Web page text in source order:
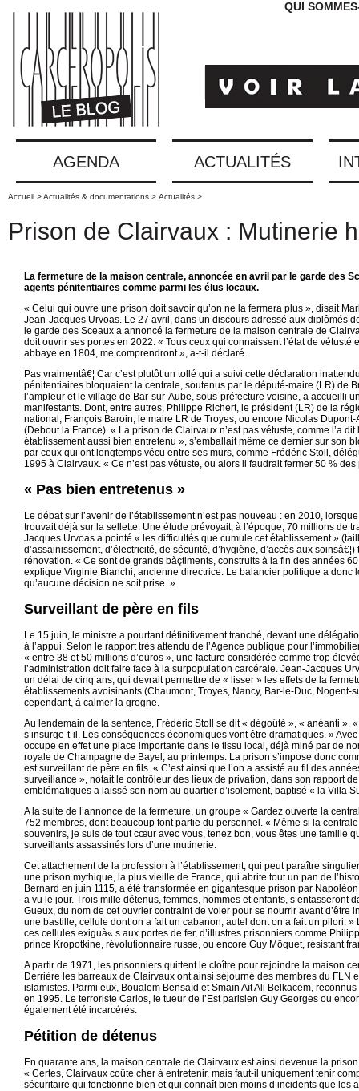
QUI
AGENDA ACTUALITÉS
Accueil >Actualités & documentations > Actualités >
Prison de Clairvaux : Mutinerie
La fermeture de la maison centrale, annoncée en avril par le garde des
agents pénitentiaires comme parmi les élus locaux.
« Celui qui ouvre une prison doit savoir qu’on ne la fermera plus », disait
Jean-Jacques Urvoas. Le 27 avril, dans un discours adressé aux diplômés
le garde des Sceaux a annoncé la fermeture de la maison centrale de
doit ouvrir ses portes en 2022. « Tous ceux qui connaissent l’état de
abbaye en 1804, me comprendront », a-t-il déclaré.
Pas vraimentâ€¦ Car c’est plutôt un tollé qui a suivi cette déclaration
pénitentiaires bloquaient la centrale, soutenus par le député-maire (LR) de
l’ampleur et le village de Bar-sur-Aube, sous-préfecture voisine, a accueilli
manifestants. Dont, entre autres, Philippe Richert, le président (LR) de la
national, François Baroin, le maire LR de Troyes, ou encore Nicolas
(Debout la France). « La prison de Clairvaux n’est pas vétuste, comme l’a
établissement aussi bien entretenu », s’emballait même ce dernier sur son
par ceux qui ont longtemps vécu entre ses murs, comme Frédéric Stoll,
1995 à Clairvaux. « Ce n’est pas vétuste, ou alors il faudrait fermer 50 %
« Pas bien entretenus »
Le débat sur l’avenir de l’établissement n’est pas nouveau : en 2010,
trouvait déjà sur la sellette. Une étude prévoyait, à l’époque, 70 millions de
Jacques Urvoas a pointé « les difficultés que cumule cet établissement »
d’assainissement, d’électricité, de sécurité, d’hygiène, d’accès aux
rénovation. « Ce sont de grands bàçtiments, construits à la fin des années
explique Virginie Bianchi, ancienne directrice. Le balancier politique a donc
qu’aucune décision ne soit prise. »
Surveillant de père en fils
Le 15 juin, le ministre a pourtant définitivement tranché, devant une
à l’appui. Selon le rapport très attendu de l’Agence publique pour
« entre 38 et 50 millions d’euros », une facture considérée comme trop
l’administration doit faire face à la surpopulation carcérale. Jean-Jacques
un délai de cinq ans, qui devrait permettre de « lisser » les effets de la
établissements avoisinants (Chaumont, Troyes, Nancy, Bar-le-Duc,
cependant, à calmer la grogne.
Au lendemain de la sentence, Frédéric Stoll se dit « dégoûté », « anéanti ».
s’insurge-t-il. Les conséquences économiques vont être dramatiques. »
occupe en effet une place importante dans le tissu local, déjà miné par de
royale de Champagne de Bayel, au printemps. La prison s’impose donc
est surveillant de père en fils. « C’est ainsi que l’on a assisté au fil des
surveillance », notait le contrôleur des lieux de privation, dans son rapport
emblématiques a laissé son nom au quartier d’isolement, baptisé « la Villa
A la suite de l’annonce de la fermeture, un groupe « Gardez ouverte la
752 membres, dont beaucoup font partie du personnel. « Même si la
souvenirs, je suis de tout cœur avec vous, tenez bon, vous êtes une famille
surveillants assassinés lors d’une mutinerie.
Cet attachement de la profession à l’établissement, qui peut paraître
une prison mythique, la plus vieille de France, qui abrite tout un pan de
Bernard en juin 1115, a été transformée en gigantesque prison par
a vu le jour. Trois mille détenus, femmes, hommes et enfants,
Gueux, du nom de cet ouvrier contraint de voler pour se nourrir avant
une bastille, cellule dont on a fait un cabanon, autel dont on a fait un pilori.
ces cellules exiguà« s aux portes de fer, d’illustres prisonniers comme
prince Kropotkine, révolutionnaire russe, ou encore Guy Môquet, résistant
A partir de 1971, les prisonniers quittent le cloître pour rejoindre la maison
Derrière les barreaux de Clairvaux ont ainsi séjourné des membres du FLN
islamistes. Parmi eux, Boualem Bensaïd et Smaïn Aït Ali Belkacem,
en 1995. Le terroriste Carlos, le tueur de l’Est parisien Guy Georges ou
également été incarcérés.
Pétition de détenus
En quarante ans, la maison centrale de Clairvaux est ainsi devenue la
« Certes, Clairvaux coûte cher à entretenir, mais faut-il uniquement tenir
sécuritaire qui fonctionne bien et qui connaît bien moins d’incidents que les